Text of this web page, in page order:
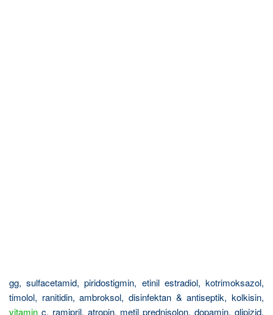
gg, sulfacetamid, piridostigmin, etinil estradiol, kotrimoksazol,
timolol, ranitidin, ambroksol, disinfektan & antiseptik, kolkisin,
vitamin c, ramipril, atropin, metil prednisolon, dopamin, glipizid,